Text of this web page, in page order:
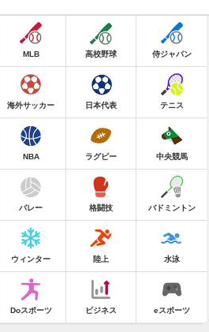
MLB 高校野球 侍ジャパン
海外サッカー 日本代表 テニス
NBA ラグビー 中央競馬
バレー 格闘技 バドミントン
ウィンター 陸上 水泳
Doスポーツ ビジネス eスポーツ